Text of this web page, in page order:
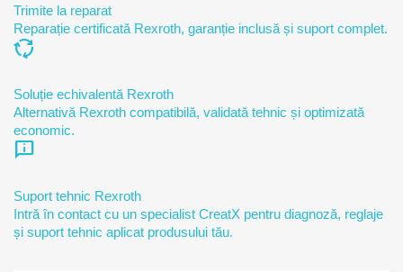
Trimite la reparat
Reparație certificată Rexroth, garanție inclusă și suport complet.
cycle
Soluție echivalentă Rexroth
Alternativă Rexroth compatibilă, validată tehnic și optimizată
economic.
chat_info
Suport tehnic Rexroth
Intră în contact cu un specialist CreatX pentru diagnoză, reglaje
și suport tehnic aplicat produsului tău.